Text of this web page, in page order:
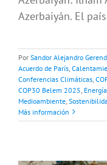
Azerbaiyán. El
Por Sandor Alejandro
Acuerdo de París
Conferencias Climáticas
COP30 Belem 2025 Energía
Medioambiente
Más información